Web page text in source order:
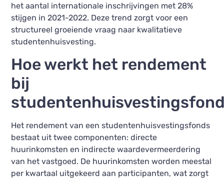
het aantal internationale inschrijvingen met 28%
stijgen in 2021-2022. Deze trend zorgt voor een
structureel groeiende vraag naar kwalitatieve
studentenhuisvesting.
Hoe werkt het rendement
bij
Het rendement van een studentenhuisvestingsfonds
bestaat uit twee componenten: directe
huurinkomsten en indirecte waardevermeerdering
van het vastgoed. De huurinkomsten worden meestal
per kwartaal uitgekeerd aan participanten, wat zorgt